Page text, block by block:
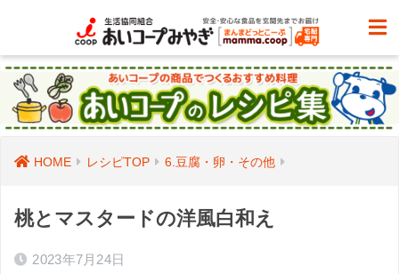
HOME レシピTOP 6.豆腐・卵・その他
桃とマスタードの洋風白和え
2023年7月24日